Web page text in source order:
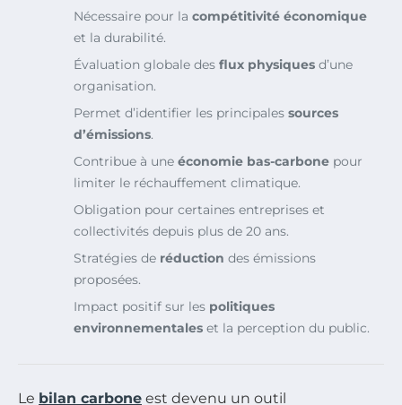
Nécessaire pour la compétitivité économique
et la durabilité.
Évaluation globale des flux physiques d’une
organisation.
Permet d’identifier les principales sources
d’émissions.
Contribue à une économie bas-carbone pour
limiter le réchauffement climatique.
Obligation pour certaines entreprises et
collectivités depuis plus de 20 ans.
Stratégies de réduction des émissions
proposées.
Impact positif sur les politiques
environnementales et la perception du public.
Le bilan carbone est devenu un outil